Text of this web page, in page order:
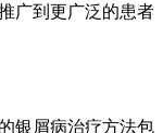
广到更广泛的患者
银屑病治疗方法包